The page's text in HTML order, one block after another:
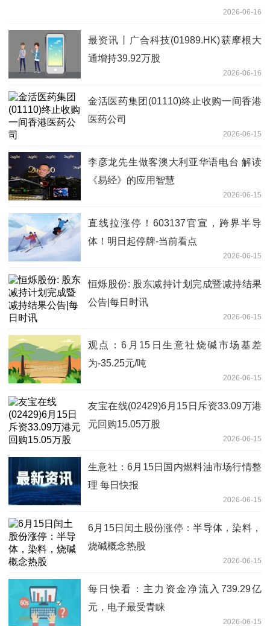
2026-06-16
最资讯丨广合科技(01989.HK)获摩根大
通增持39.92万股
2026-06-16
金活医药集团(01110)终止收购一间香港
医药公司
2026-06-15
李彦龙先生做客澳大利亚华语电台 解读
《易经》的应用智慧
2026-06-15
直线拉涨停！603137官宣，跨界半导
体！明日起停牌-当前看点
2026-06-15
恒烁股份: 股东减持计划完成暨减持结果
公告|每日时讯
2026-06-15
观点：6月15日生意社烧碱市场基差
为-35.25元/吨
2026-06-15
友宝在线(02429)6月15日斥资33.09万港
元回购15.05万股
2026-06-15
生意社：6月15日国内燃料油市场行情整
理 每日快报
2026-06-15
6月15日闰土股份涨停：半导体，染料，
烧碱概念热股
2026-06-15
每日快看：主力资金净流入739.29亿
元，电子最受青睐
2026-06-15